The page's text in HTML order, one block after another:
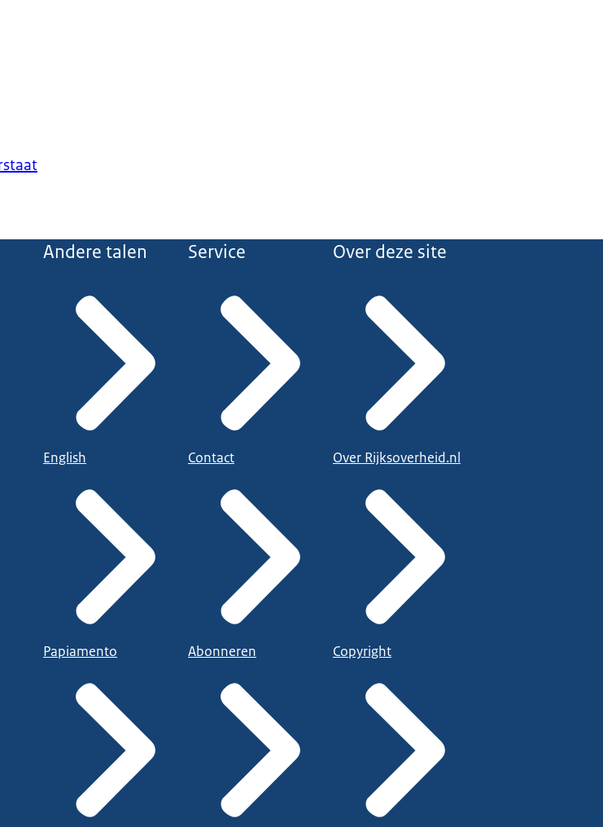
Andere talen
English
Papiamento
Service
Contact
Abonneren
Over deze site
Over Rijksoverheid.nl
Copyright